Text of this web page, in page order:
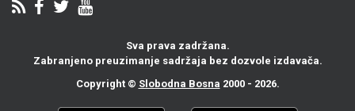
Sva prava zadržana.
Zabranjeno preuzimanje sadržaja bez dozvole izdavača.
Copyright © Slobodna Bosna 2000 - 2026.